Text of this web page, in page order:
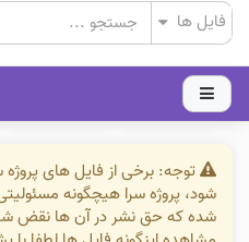
توجه: برخی از فایل های پروژه
شود، پروژه سرا هیچگونه
شده که حق نشر در آن ها نقض